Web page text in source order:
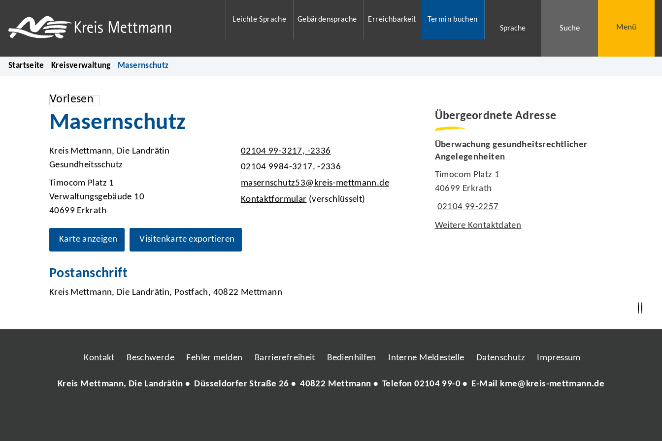
Leichte Sprache Gebärdensprache Erreichbarkeit
Termin buchen
Sprache
Suche Menü
Startseite Kreisverwaltung Masernschutz
Vorlesen
Masernschutz
Kreis Mettmann, Die Landrätin
Gesundheitsschutz
Timocom Platz 1
Verwaltungsgebäude 10
40699 Erkrath
02104 99-3217, -2336
02104 9984-3217, -2336
masernschutz53@kreis-mettmann.de
Kontaktformular (verschlüsselt)
Karte anzeigen Visitenkarte exportieren
Postanschrift
Kreis Mettmann, Die Landrätin, Postfach, 40822 Mettmann
Übergeordnete Adresse
Überwachung gesundheitsrechtlicher
Angelegenheiten
Timocom Platz 1
40699 Erkrath
02104 99-2257
Weitere Kontaktdaten
Kontakt Beschwerde Fehler melden Barrierefreiheit Bedienhilfen Interne Meldestelle Datenschutz Impressum
Kreis Mettmann, Die Landrätin • Düsseldorfer Straße 26 • 40822 Mettmann • Telefon02104 99-0• E-Mail kme@kreis-mettmann.de